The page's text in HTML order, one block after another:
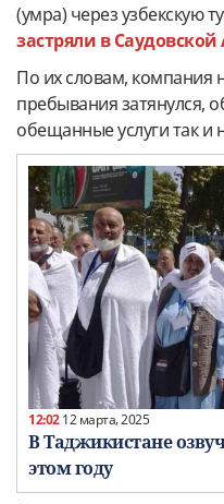
(умра) через узбекскую
застряли в
По их словам, компания
пребывания затянулся,
обещанные услуги так и
12:0212 марта, 2025
В Таджикистане
этом году